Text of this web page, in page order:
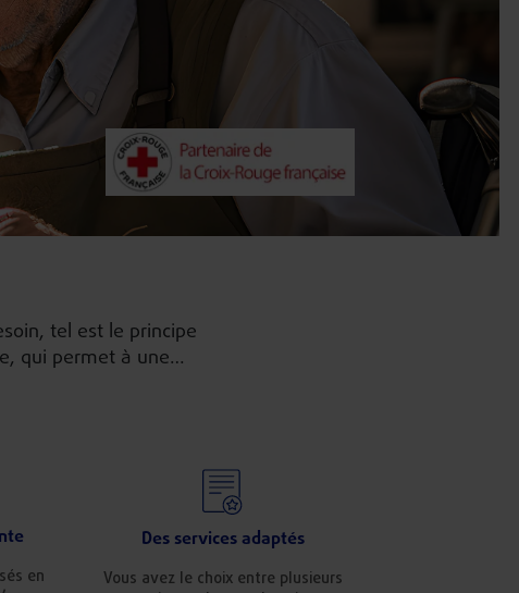
tel est le principe
qui permet à une
la plateforme de
en
Des services adaptés
Vous avez le choix entre plusieurs